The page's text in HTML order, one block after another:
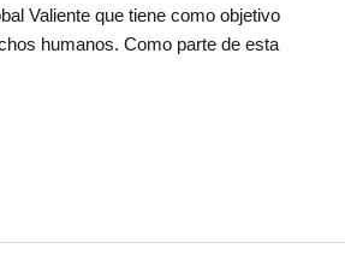
Valiente que tiene como objetivo
humanos. Como parte de esta